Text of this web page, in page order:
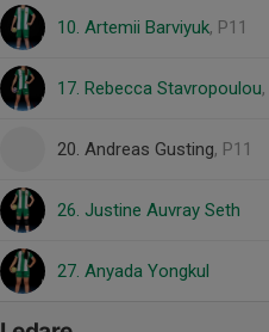
10. Artemii Barviyuk, P11
17. Rebecca Stavropoulou
20. Andreas Gusting, P11
26. Justine Auvray Seth
27. Anyada Yongkul